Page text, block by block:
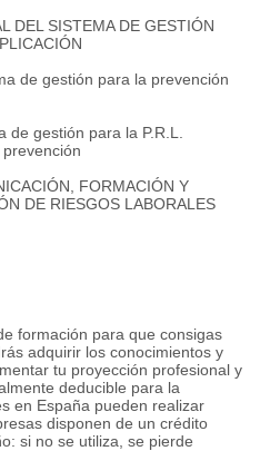
DEL SISTEMA DE GESTIÓN
de gestión para la prevención
gestión para la P.R.L.
FORMACIÓN Y
DE RIESGOS LABORALES
formación para que consigas
adquirir los conocimientos y
tu proyección profesional y
deducible para la
en España pueden realizar
disponen de un crédito
si no se utiliza, se pierde